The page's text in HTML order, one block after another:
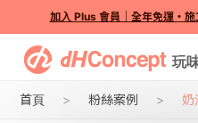
加入 Plus 會員｜全年免運・
首頁 粉絲案例 奶